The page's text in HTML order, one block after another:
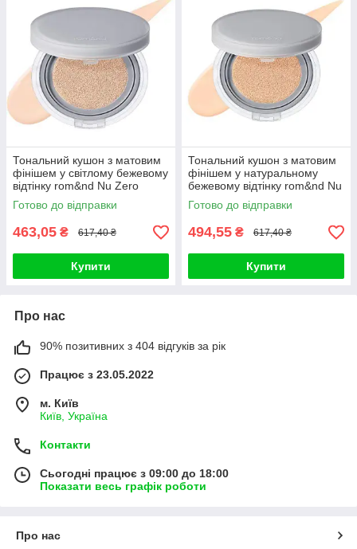
Тональний кушон з матовим
фінішем у світлому бежевому
відтінку rom&nd Nu Zero
Cushion 02 Pure 21 SPF
Готово до відправки
463,05 ₴ 617,40 ₴
Купити
Тональний кушон з матовим
фінішем у натуральному
бежевому відтінку rom&nd Nu
Zero Cushion 03 Natural
Готово до відправки
494,55 ₴ 617,40 ₴
Купити
Про нас
90% позитивних з 404 відгуків за рік
Працює з 23.05.2022
м. Київ
Київ, Україна
Контакти
Сьогодні працює з 09:00 до 18:00
Показати весь графік роботи
Про нас